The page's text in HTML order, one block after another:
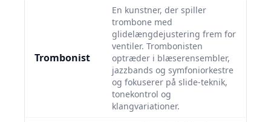
Trombonist
En kunstner, der spiller
trombone med
glidelængdejustering frem for
ventiler. Trombonisten
optræder i blæserensembler,
jazzbands og symfoniorkestre
og fokuserer på slide-teknik,
tonekontrol og
klangvariationer.